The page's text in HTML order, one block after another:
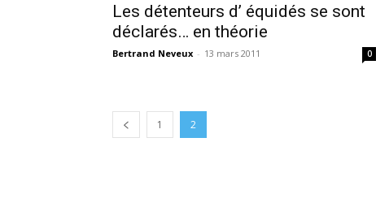
Les détenteurs d’ équidés se sont
déclarés… en théorie
Bertrand Neveux - 13 mars 2011 0
1 2